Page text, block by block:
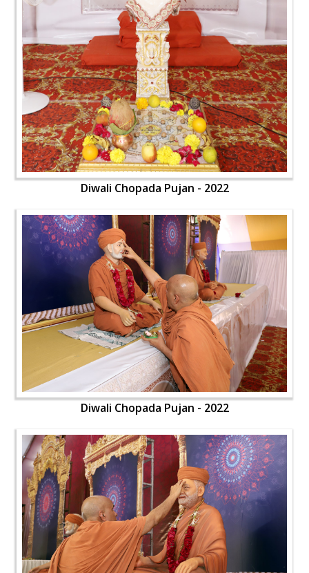
Diwali Chopada Pujan - 2022
Diwali Chopada Pujan - 2022